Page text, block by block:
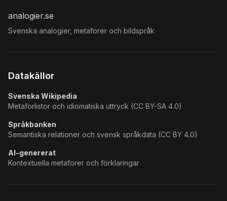
analogier.se
Svenska analogier, metaforer och bildspråk
Datakällor
Svenska Wikipedia
Metaforlistor och idiomatiska uttryck (CC BY-SA 4.0)
Språkbanken
Semantiska relationer och svensk språkdata (CC BY 4.0)
AI-genererat
Kontextuella metaforer och förklaringar